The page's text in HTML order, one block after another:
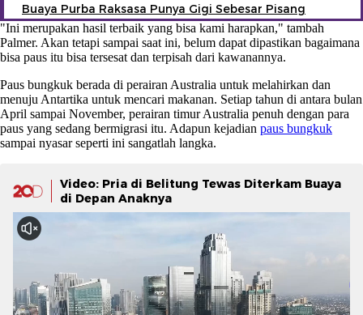
Buaya Purba Raksasa Punya Gigi Sebesar Pisang
"Ini merupakan hasil terbaik yang bisa kami harapkan," tambah
Palmer. Akan tetapi sampai saat ini, belum dapat dipastikan bagaimana
bisa paus itu bisa tersesat dan terpisah dari kawanannya.
Paus bungkuk berada di perairan Australia untuk melahirkan dan
menuju Antartika untuk mencari makanan. Setiap tahun di antara bulan
April sampai November, perairan timur Australia penuh dengan para
paus yang sedang bermigrasi itu. Adapun kejadian paus bungkuk
sampai nyasar seperti ini sangatlah langka.
Video: Pria di Belitung Tewas Diterkam Buaya
di Depan Anaknya